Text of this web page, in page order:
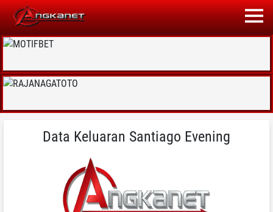
Data Keluaran Santiago Evening